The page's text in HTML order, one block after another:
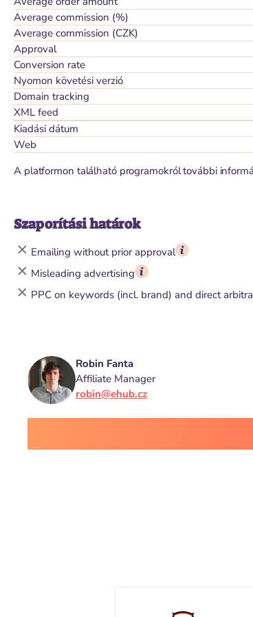
Average commission (%)
Average commission (CZK)
Approval
Conversion rate
Nyomon követési verzió
Domain tracking
XML feed
Kiadási dátum
Web
A platformon található programokról további
Szaporítási határok
Emailing without prior approval
Misleading advertising
PPC on keywords (incl. brand) and direct
Robin Fanta
Affiliate Manager
robin@ehub.cz